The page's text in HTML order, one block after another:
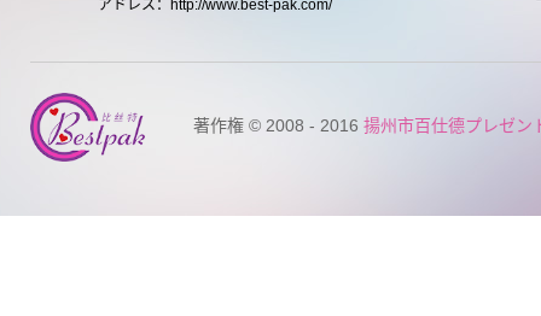
アドレス：http://www.best-pak.com/
著作権 © 2008 - 2016 揚州市百仕德プレゼン